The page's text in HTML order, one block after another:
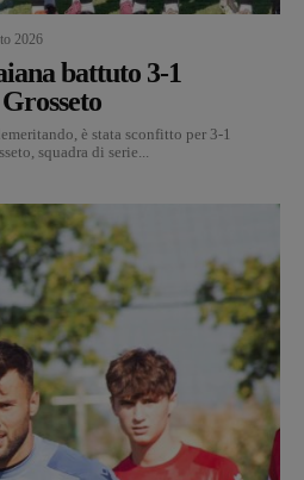
2026
battuto 3-1
è stata sconfitto per 3-1
squadra di serie...